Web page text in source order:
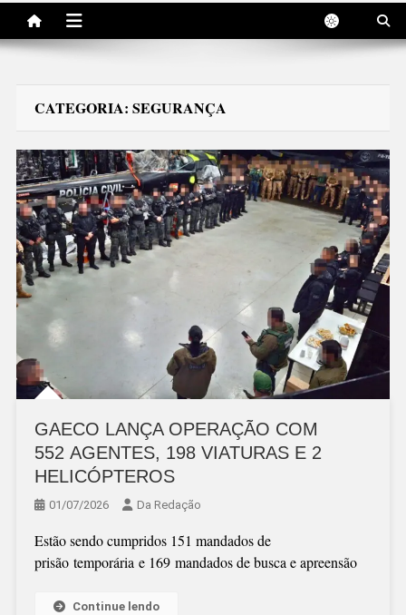
CATEGORIA: SEGURANÇA
GAECO LANÇA OPERAÇÃO COM
552 AGENTES, 198 VIATURAS E 2
HELICÓPTEROS
01/07/2026 Da Redação
Estão sendo cumpridos 151 mandados de
prisão temporária e 169 mandados de busca e apreensão
Continue lendo